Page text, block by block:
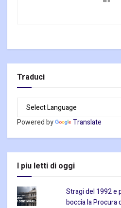
Traduci
Powered by Translate
I piu letti di oggi
Stragi del 1992 e
boccia la Procura